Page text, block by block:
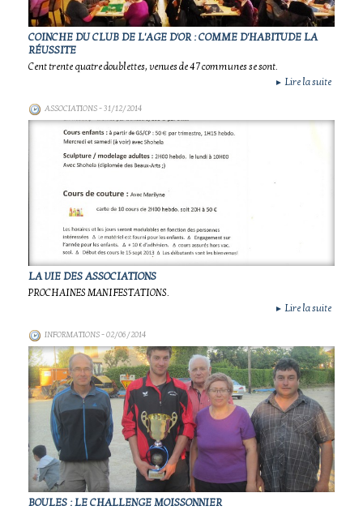
COINCHE DU CLUB DE L'AGE D'OR : COMME D'HABITUDE LA
RÉUSSITE
Cent trente quatre doublettes, venues de 47 communes se sont.
► Lire la suite
ASSOCIATIONS- 31/12/2014
LA VIE DES ASSOCIATIONS
PROCHAINES MANIFESTATIONS.
► Lire la suite
INFORMATIONS- 02/06/2014
BOULES : LE CHALLENGE MOISSONNIER